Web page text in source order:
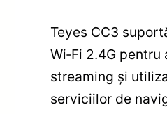
Teyes CC3
Wi‑Fi 2.4G
streaming și
serviciilor de